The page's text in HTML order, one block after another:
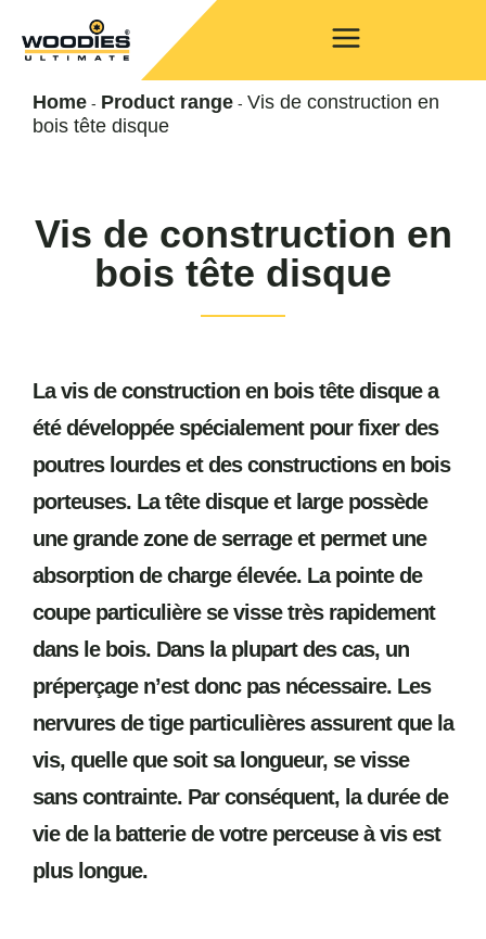
Home - Product range - Vis de construction en
bois tête disque
Vis de construction en
bois tête disque
La vis de construction en bois tête disque a
été développée spécialement pour fixer des
poutres lourdes et des constructions en bois
porteuses. La tête disque et large possède
une grande zone de serrage et permet une
absorption de charge élevée. La pointe de
coupe particulière se visse très rapidement
dans le bois. Dans la plupart des cas, un
préperçage n’est donc pas nécessaire. Les
nervures de tige particulières assurent que la
vis, quelle que soit sa longueur, se visse
sans contrainte. Par conséquent, la durée de
vie de la batterie de votre perceuse à vis est
plus longue.